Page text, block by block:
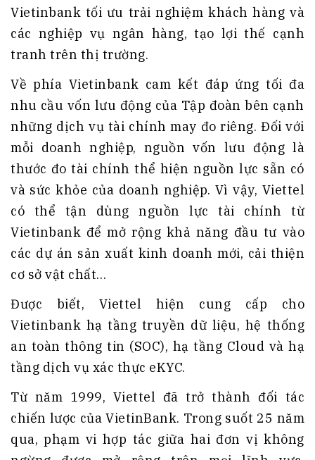
Vietinbank tối ưu trải nghiệm khách hàng và
các nghiệp vụ ngân hàng, tạo lợi thế cạnh
tranh trên thị trường.
Về phía Vietinbank cam kết đáp ứng tối đa
nhu cầu vốn lưu động của Tập đoàn bên cạnh
những dịch vụ tài chính may đo riêng. Đối với
mỗi doanh nghiệp, nguồn vốn lưu động là
thước đo tài chính thể hiện nguồn lực sẵn có
và sức khỏe của doanh nghiệp. Vì vậy, Viettel
có thể tận dùng nguồn lực tài chính từ
Vietinbank để mở rộng khả năng đầu tư vào
các dự án sản xuất kinh doanh mới, cải thiện
cơ sở vật chất…
Được biết, Viettel hiện cung cấp cho
Vietinbank hạ tầng truyền dữ liệu, hệ thống
an toàn thông tin (SOC), hạ tầng Cloud và hạ
tầng dịch vụ xác thực eKYC.
Từ năm 1999, Viettel đã trở thành đối tác
chiến lược của VietinBank. Trong suốt 25 năm
qua, phạm vi hợp tác giữa hai đơn vị không